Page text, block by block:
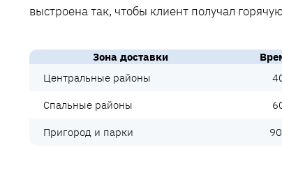
выстроена так, чтобы клиент получал
Зона доставки
Центральные районы
Спальные районы
Пригород и парки